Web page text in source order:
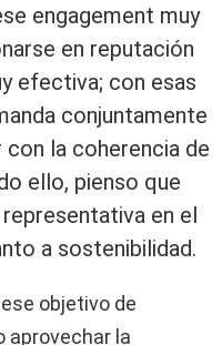
engagement muy
en reputación
efectiva; con esas
conjuntamente
con la coherencia de
ello, pienso que
en el
a sostenibilidad.
objetivo de
aprovechar la